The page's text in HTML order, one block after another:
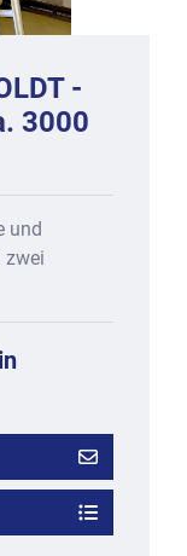
-
3000
und
zwei